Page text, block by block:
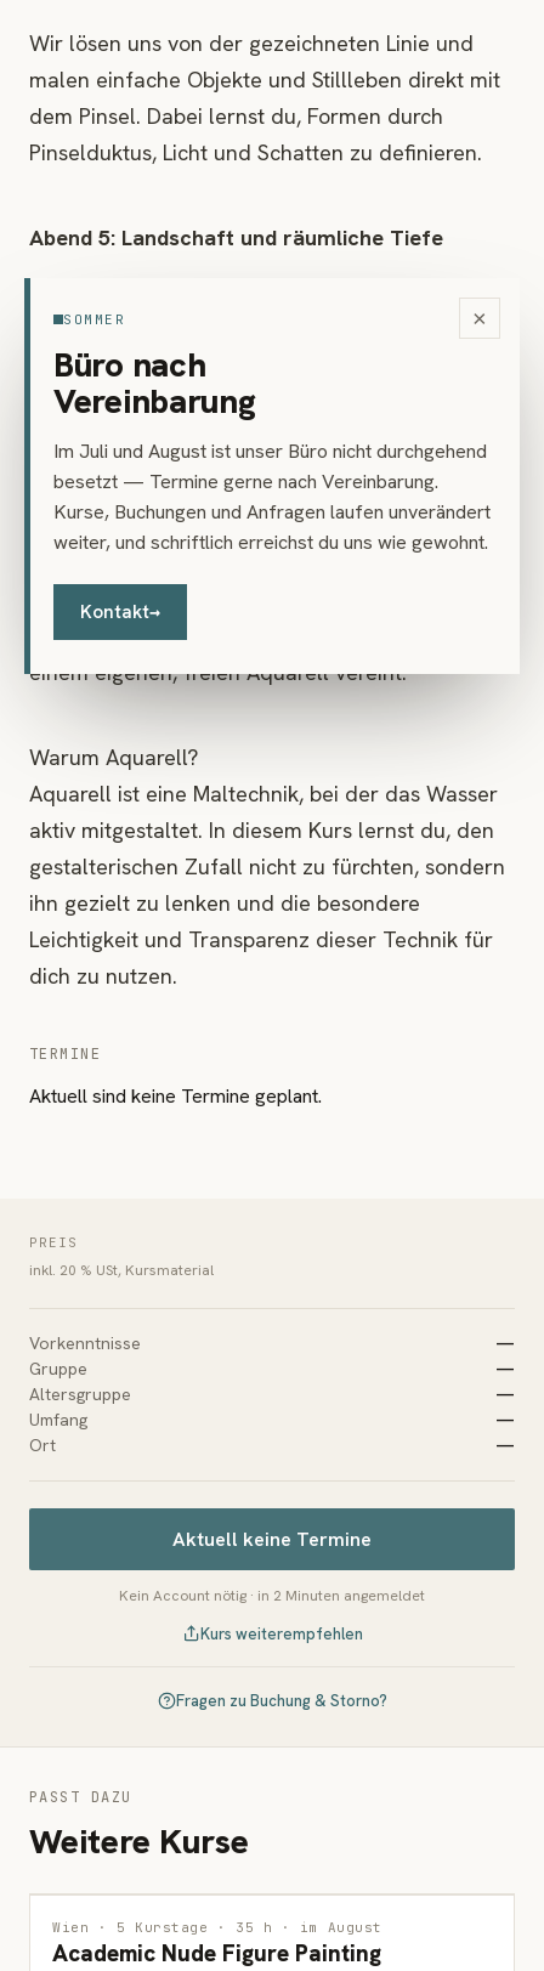
×
SOMMER
Büro nach
Vereinbarung
Im Juli und August ist unser Büro nicht durchgehend
besetzt — Termine gerne nach Vereinbarung.
Kurse, Buchungen und Anfragen laufen unverändert
weiter, und schriftlich erreichst du uns wie gewohnt.
Kontakt→
Wir lösen uns von der gezeichneten Linie und
malen einfache Objekte und Stillleben direkt mit
dem Pinsel. Dabei lernst du, Formen durch
Pinselduktus, Licht und Schatten zu definieren.
Abend 5: Landschaft und räumliche Tiefe
Schichtaufbau und atmosphärische Farbräume
räumliche Tiefe in einer Landschaftsdarstellung
erzeugst.
Abend 6: Freies Abschlussprojekt
Wissen an. Du entwickelst eine persönliche
Komposition, die die erlernten Techniken in
einem eigenen, freien Aquarell vereint.
Warum Aquarell?
Aquarell ist eine Maltechnik, bei der das Wasser
aktiv mitgestaltet. In diesem Kurs lernst du, den
gestalterischen Zufall nicht zu fürchten, sondern
ihn gezielt zu lenken und die besondere
Leichtigkeit und Transparenz dieser Technik für
dich zu nutzen.
TERMINE
Aktuell sind keine Termine geplant.
PREIS
inkl. 20 % USt, Kursmaterial
Vorkenntnisse
—
Gruppe
—
Altersgruppe
—
Umfang
—
Ort
—
Aktuell keine Termine
Kein Account nötig · in 2 Minuten angemeldet
Kurs weiterempfehlen
Fragen zu Buchung & Storno?
PASST DAZU
Weitere Kurse
MALEREI
ERWACHSENE
Wien · 5 Kurstage · 35 h · im August
Academic Nude Figure Painting